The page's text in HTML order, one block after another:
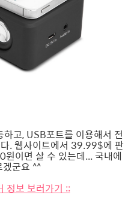
고, USB포트를 이용해서 전
. 웹사이트에서 39.99$에 판
이면 살 수 있는데... 국내에
군요 ^^
정보 보러가기 ::